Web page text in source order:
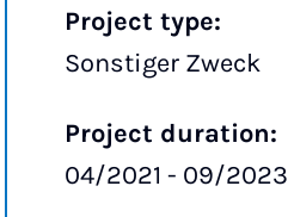
Project type:
Sonstiger Zweck
Project duration:
04/2021 - 09/2023